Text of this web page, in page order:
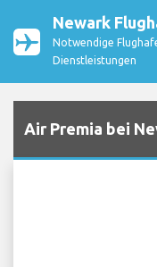
Newark
Notwendige
Dienstleistungen
Air Premia bei